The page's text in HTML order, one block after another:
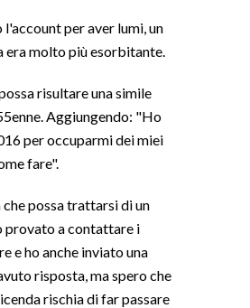
per aver lumi, un
molto più esorbitante.
risultare una simile
Aggiungendo: "Ho
per occuparmi dei miei
fare".
che possa trattarsi di un
provato a contattare i
e ho anche inviato una
risposta, ma spero che
rischia di far passare